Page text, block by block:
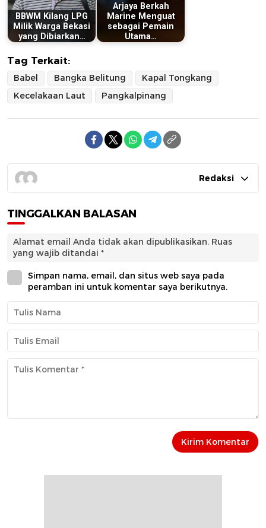
BBWM Kilang LPG
Milik Warga Bekasi
yang Dibiarkan…
Arjaya Berkah
Marine Menguat
sebagai Pemain
Utama…
Tag Terkait:
Babel Bangka Belitung
Kapal Tongkang
Kecelakaan Laut
Pangkalpinang
Redaksi
TINGGALKAN BALASAN
Alamat email Anda tidak akan dipublikasikan. Ruas
yang wajib ditandai *
Simpan nama, email, dan situs web saya pada
peramban ini untuk komentar saya berikutnya.